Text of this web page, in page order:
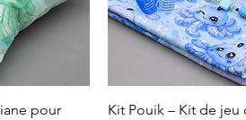
ューpour
クイックビュ
Kit Pouik – Kit de jeu